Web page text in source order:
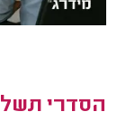
הסדרי